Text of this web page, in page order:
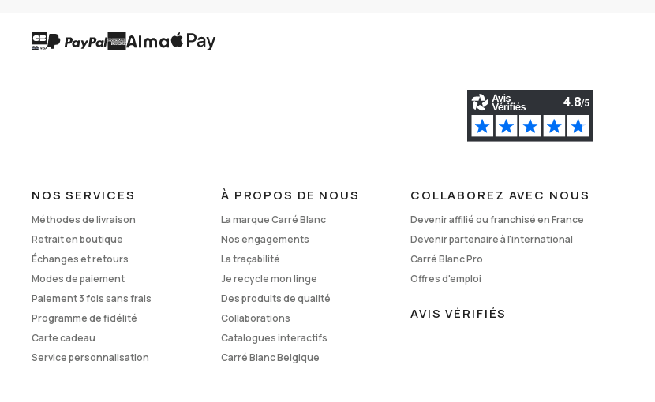
NOS SERVICES
Méthodes de livraison
Retrait en boutique
Échanges et retours
Modes de paiement
Paiement 3 fois sans frais
Programme de fidélité
Carte cadeau
Service personnalisation
À PROPOS DE NOUS
La marque Carré Blanc
Nos engagements
La traçabilité
Je recycle mon linge
Des produits de qualité
Collaborations
Catalogues interactifs
Carré Blanc Belgique
COLLABOREZ AVEC NOUS
Devenir affilié ou franchisé en France
Devenir partenaire à l'international
Carré Blanc Pro
Offres d'emploi
AVIS VÉRIFIÉS